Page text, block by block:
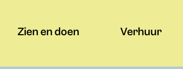
Zien en doen Verhuur